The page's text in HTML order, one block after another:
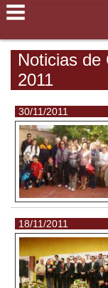
Noticias de
2011
30/11/2011
18/11/2011